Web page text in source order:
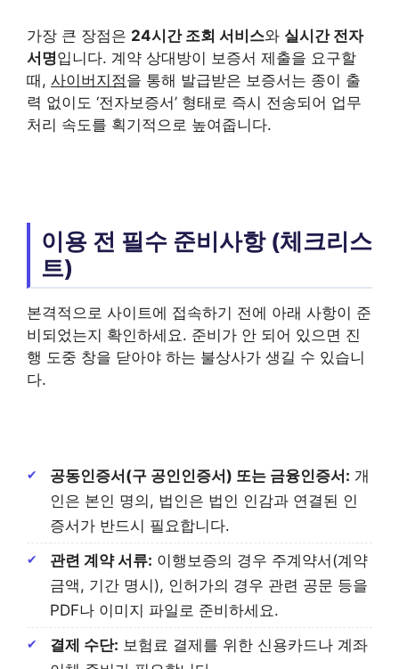
가장 큰 장점은 24시간 조회 서비스와 실시간 전자
서명입니다. 계약 상대방이 보증서 제출을 요구할
때, 사이버지점을 통해 발급받은 보증서는 종이 출
력 없이도 ‘전자보증서’ 형태로 즉시 전송되어 업무
처리 속도를 획기적으로 높여줍니다.
이용 전 필수 준비사항 (체크리스
트)
본격적으로 사이트에 접속하기 전에 아래 사항이 준
비되었는지 확인하세요. 준비가 안 되어 있으면 진
행 도중 창을 닫아야 하는 불상사가 생길 수 있습니
다.
공동인증서(구 공인인증서) 또는 금융인증서: 개
인은 본인 명의, 법인은 법인 인감과 연결된 인
증서가 반드시 필요합니다.
관련 계약 서류: 이행보증의 경우 주계약서(계약
금액, 기간 명시), 인허가의 경우 관련 공문 등을
PDF나 이미지 파일로 준비하세요.
결제 수단: 보험료 결제를 위한 신용카드나 계좌